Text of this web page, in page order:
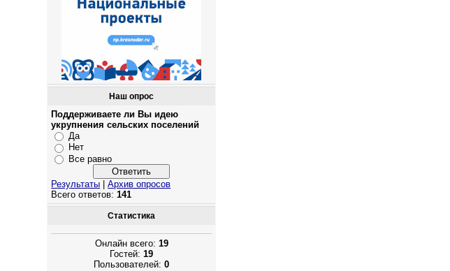
Наш опрос
Поддерживаете ли Вы идею
укрупнения сельских поселений
Да
Нет
Все равно
Результаты |Архив опросов
Всего ответов:141
Статистика
Онлайн всего: 19
Гостей:19
Пользователей:0